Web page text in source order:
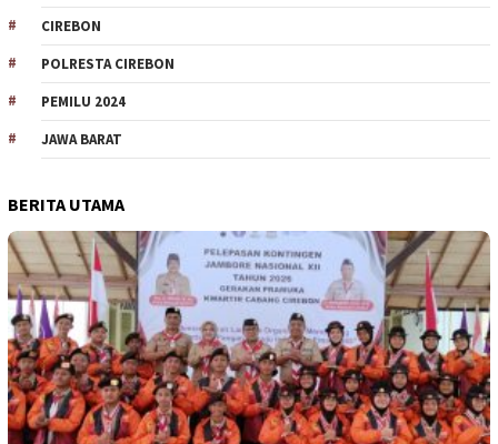
CIREBON
POLRESTA CIREBON
PEMILU 2024
JAWA BARAT
BERITA UTAMA